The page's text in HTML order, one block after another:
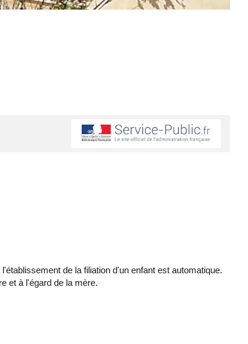
de la filiation d'un enfant est automatique.
et à l'égard de la mère.